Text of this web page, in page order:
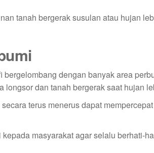
tanah bergerak susulan atau hujan
dengan banyak area
dan tanah bergerak saat hujan
terus menerus dapat
masyarakat agar selalu